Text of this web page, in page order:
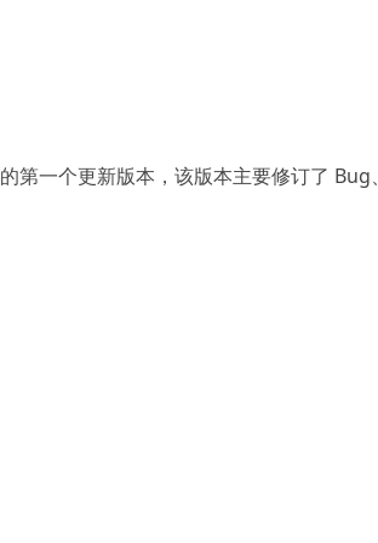
的第一个更新版本，该版本主要修订了 Bug、